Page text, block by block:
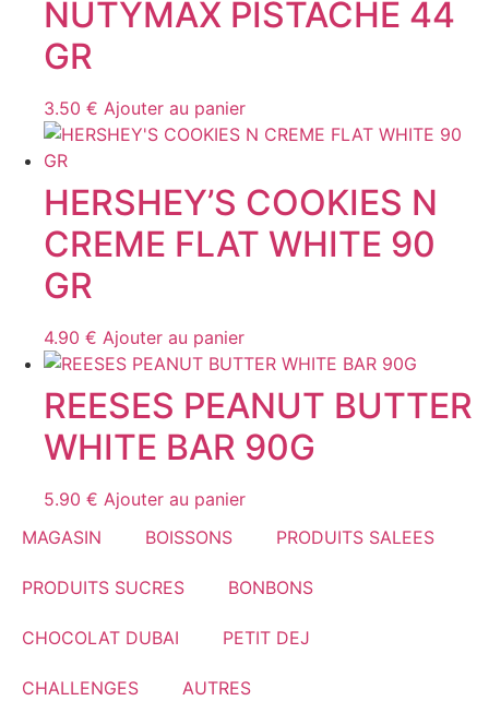
NUTYMAX PISTACHE 44
GR
3.50 € Ajouter au panier
HERSHEY’S COOKIES N
CREME FLAT WHITE 90
GR
4.90 € Ajouter au panier
REESES PEANUT BUTTER
WHITE BAR 90G
5.90 € Ajouter au panier
MAGASIN
BOISSONS PRODUITS SALEES
PRODUITS SUCRES BONBONS
CHOCOLAT DUBAI PETIT DEJ
CHALLENGES AUTRES